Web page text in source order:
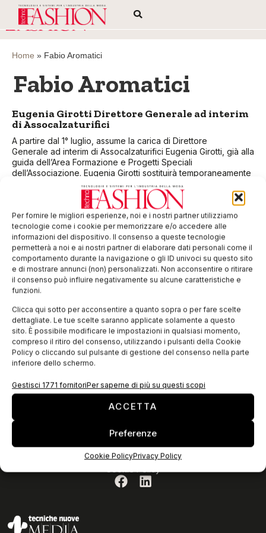
Per fornire le migliori esperienze, noi e i nostri partner utilizziamo
tecnologie come i cookie per memorizzare e/o accedere alle
informazioni del dispositivo. Il consenso a queste tecnologie
permetterà a noi e ai nostri partner di elaborare dati personali come il
comportamento durante la navigazione o gli ID univoci su questo sito
e di mostrare annunci (non) personalizzati. Non acconsentire o ritirare
il consenso può influire negativamente su alcune caratteristiche e
funzioni.
Clicca qui sotto per acconsentire a quanto sopra o per fare scelte
dettagliate. Le tue scelte saranno applicate solamente a questo
sito. È possibile modificare le impostazioni in qualsiasi momento,
compreso il ritiro del consenso, utilizzando i pulsanti della Cookie
Policy o cliccando sul pulsante di gestione del consenso nella parte
inferiore dello schermo.
Gestisci 1771 fornitoriPer saperne di più su questi scopi
ACCETTA
Preferenze
Cookie PolicyPrivacy Policy
Home » Fabio Aromatici
Fabio Aromatici
Eugenia Girotti Direttore Generale ad interim
di Assocalzaturifici
A partire dal 1° luglio, assume la carica di Direttore
Generale ad interim di Assocalzaturifici Eugenia Girotti, già alla
guida dell’Area Formazione e Progetti Speciali
dell’Associazione. Eugenia Girotti sostituirà temporaneamente
EDICOLA WEB
Privacy Policy